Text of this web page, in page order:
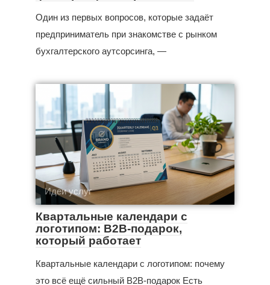
Один из первых вопросов, которые задаёт
предприниматель при знакомстве с рынком
бухгалтерского аутсорсинга, —
Идеи услуг
Квартальные календари с
логотипом: B2B-подарок,
который работает
Квартальные календари с логотипом: почему
это всё ещё сильный B2B-подарок Есть